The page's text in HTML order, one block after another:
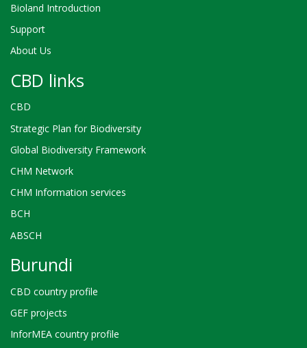
Bioland Introduction
Support
About Us
CBD links
CBD
Strategic Plan for Biodiversity
Global Biodiversity Framework
CHM Network
CHM Information services
BCH
ABSCH
Burundi
CBD country profile
GEF projects
InforMEA country profile